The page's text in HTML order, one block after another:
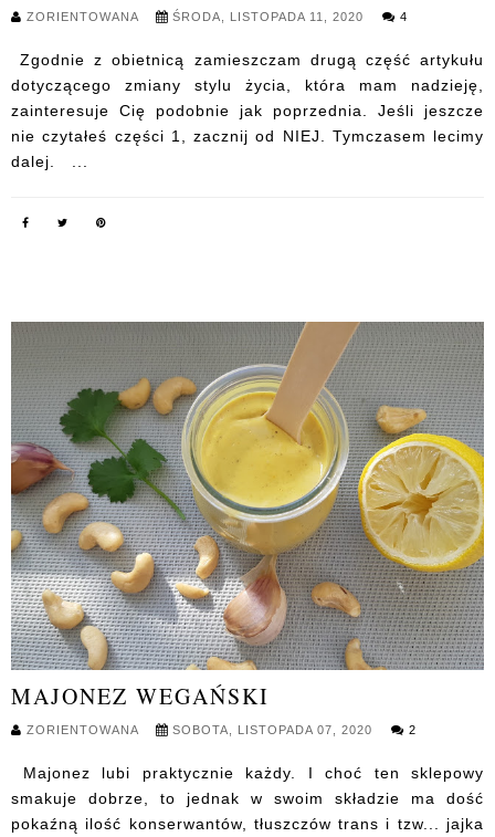
ZORIENTOWANA ŚRODA, LISTOPADA 11, 2020 4
Zgodnie z obietnicą zamieszczam drugą część artykułu
dotyczącego zmiany stylu życia, która mam nadzieję,
zainteresuje Cię podobnie jak poprzednia. Jeśli jeszcze
nie czytałeś części 1, zacznij od NIEJ. Tymczasem lecimy
dalej. ...
MAJONEZ WEGAŃSKI
ZORIENTOWANA SOBOTA, LISTOPADA 07, 2020 2
Majonez lubi praktycznie każdy. I choć ten sklepowy
smakuje dobrze, to jednak w swoim składzie ma dość
pokaźną ilość konserwantów, tłuszczów trans i tzw... jajka